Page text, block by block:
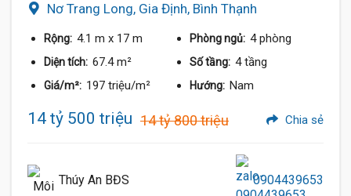
Nơ Trang Long, Gia Định, Bình Thạnh
Rộng: 4.1 m x 17 m Phòng ngủ: 4 phòng
Diện tích: 67.4 m² Số tầng: 4 tầng
Giá/m²: 197 triệu/m² Hướng: Nam
14 tỷ 500 triệu 14 tỷ 800 triệu Chia sẻ
Thúy An BĐS 0904439653